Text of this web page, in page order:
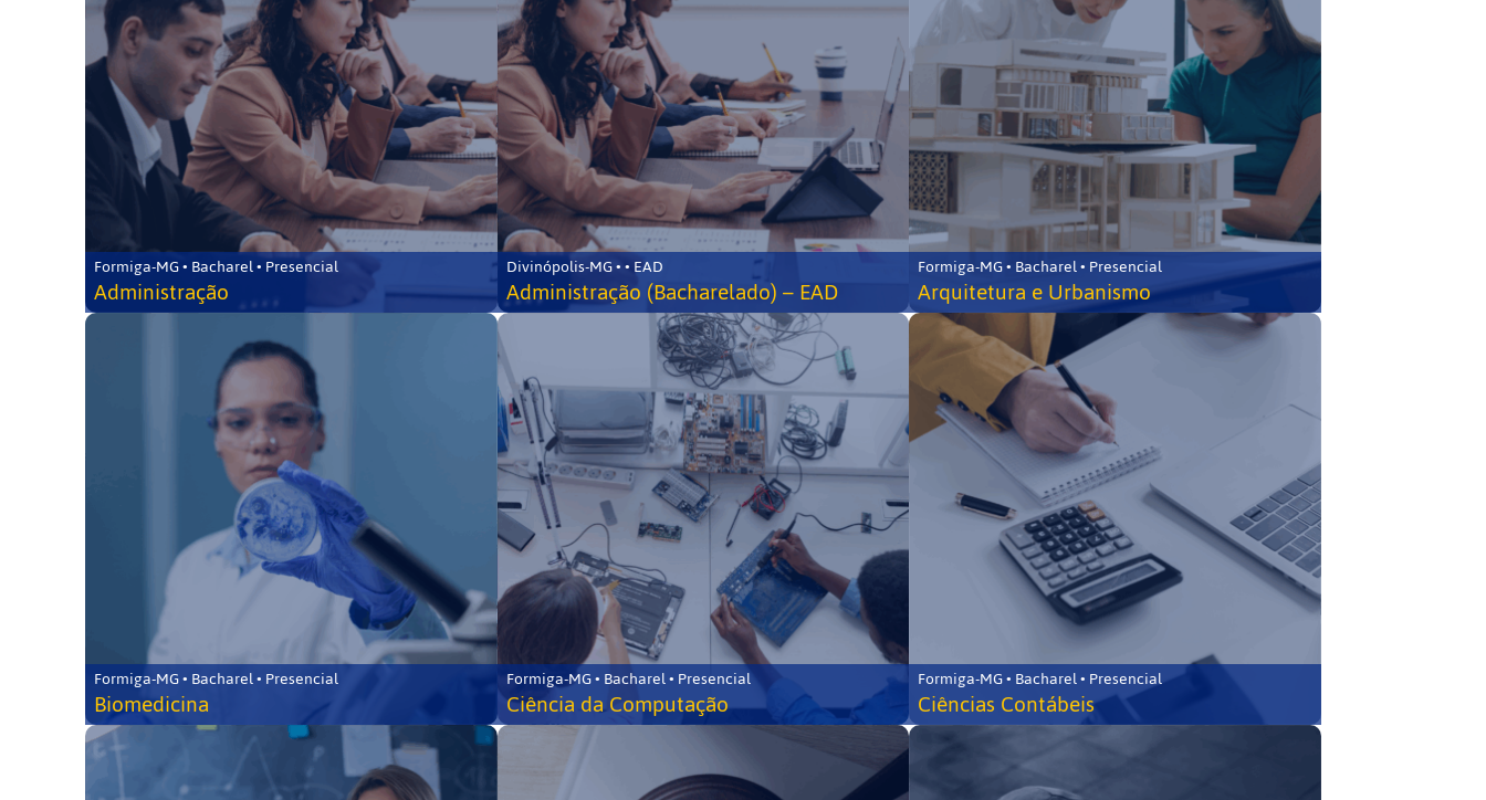
Formiga-MG • Bacharel • Presencial
Administração
Divinópolis-MG • • EAD
Administração (Bacharelado) – EAD
Formiga-MG • Bacharel • Presencial
Arquitetura e Urbanismo
Formiga-MG • Bacharel • Presencial
Biomedicina
Formiga-MG • Bacharel • Presencial
Ciência da Computação
Formiga-MG • Bacharel • Presencial
Ciências Contábeis